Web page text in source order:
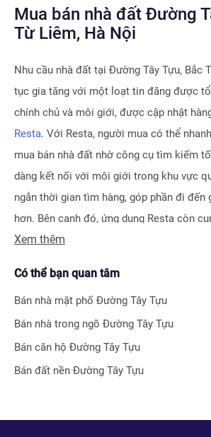
Mua bán nhà đất Đường
Từ Liêm, Hà Nội
Nhu cầu nhà đất tại Đường Tây Tựu, Bắc
tục gia tăng với một loạt tin đăng được
chính chủ và môi giới, được cập nhật
Resta. Với Resta, người mua có thể
mua bán nhà đất nhờ công cụ tìm kiếm
dàng kết nối với môi giới trong khu vực
ngắn thời gian tìm hàng, góp phần đi đến
hơn. Bên cạnh đó, ứng dụng Resta còn
Đăng tin vô cùng tiện ích, giúp người bán
thông minh.
phát triển nhiều công cụ hỗ trợ tối ưu cho
động sản chuyên nghiệp như
miễn phí, Bộ lọc địa phương 360
tin rằngRestasẽ trở thành trợ thủ đắc
Xem thêm
Có thể bạn quan tâm
Bán nhà mặt phố Đường Tây Tựu
Bán nhà trong ngõ Đường Tây Tựu
Bán căn hộ Đường Tây Tựu
Bán đất nền Đường Tây Tựu